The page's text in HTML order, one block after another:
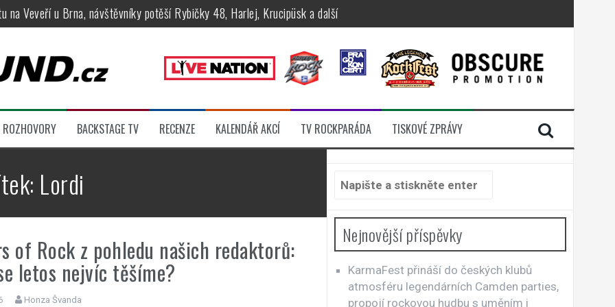
na Veveří u Brna, návštěvníky potěší Rybičky 48, Harlej, Krucipüsk a další
Apocalyptica, legendární Root i s Big Bossem či velká párty s Green Jellÿ
legendy Anthrax a Accept
legendárních Camden parties, propojí rockovou hudbu s uměním i komunitou
ROZHOVORY BACKSTAGE TV RECENZE KALENDÁŘ AKCÍ TV ROCKPARÁDA TISKOVÉ ZPRÁVY
Lordi
of Rock z pohledu našich redaktorů:
letos nejvíc těšíme?
Honza Švanda
Hledat:
Nejnovější příspěvky
KarmaFest přináší do českých klubů
atmosféru legendárních Camden parties,
propojí rockovou hudbu s uměním i